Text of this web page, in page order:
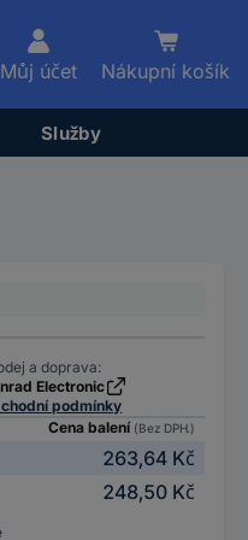
Můj účet Nákupní košík
Služby
a doprava:
Electronic
podmínky
Cena balení (Bez DPH.)
263,64 Kč
248,50 Kč